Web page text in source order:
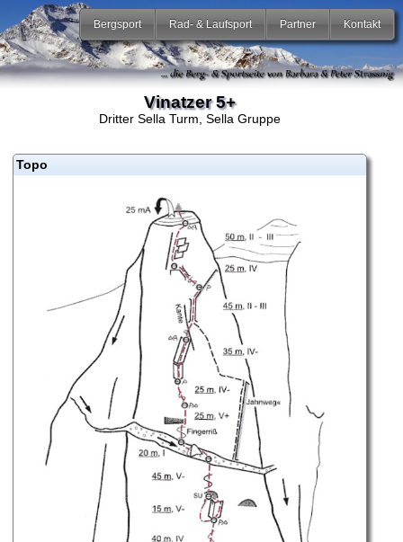
Bergsport Rad- & Laufsport Partner Kontakt
Vinatzer 5+
Dritter Sella Turm, Sella Gruppe
Topo